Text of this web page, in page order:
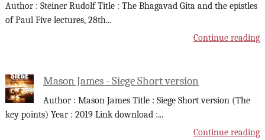
Author : Steiner Rudolf Title : The Bhagavad Gita and the epistles
of Paul Five lectures, 28th...
Continue reading
Mason James - Siege Short version
Author : Mason James Title : Siege Short version (The
key points) Year : 2019 Link download :...
Continue reading